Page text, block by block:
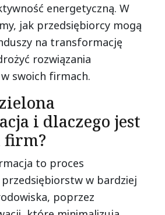
energetyczną. W
jak przedsiębiorcy mogą
na transformację
rozwiązania
swoich firmach.
i dlaczego jest
firm?
to proces
przedsiębiorstw w bardziej
poprzez